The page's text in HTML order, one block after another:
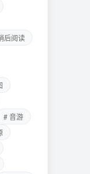
后阅读
# 音游